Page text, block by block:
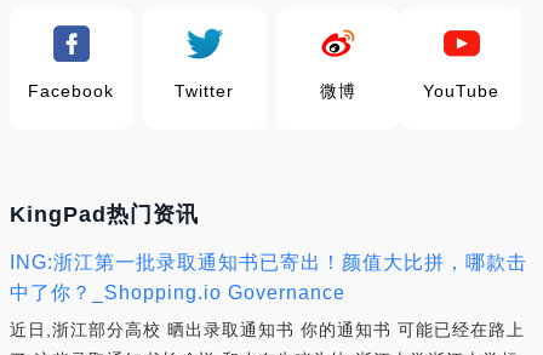
Facebook Twitter 微博 YouTube
KingPad热门资讯
ING:浙江第一批录取通知书已寄出！颜值大比拼，哪款击
中了你？_Shopping.io Governance
近日,浙江部分高校 晒出录取通知书 你的通知书 可能已经在路上